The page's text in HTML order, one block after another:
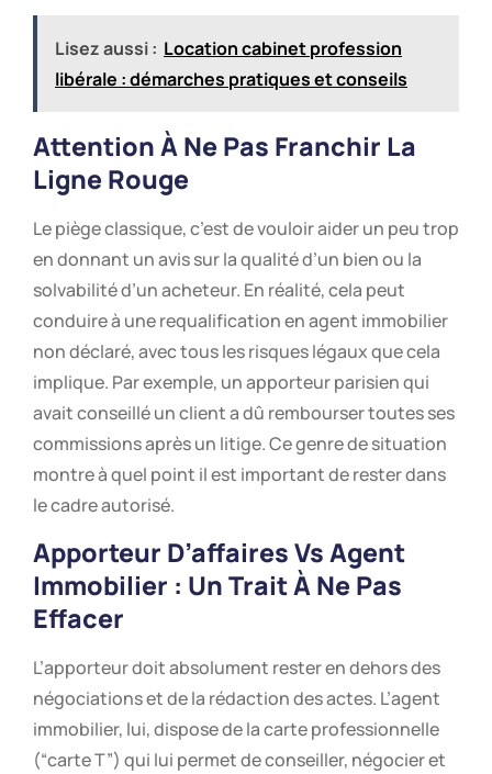
Lisez aussi : Location cabinet profession
libérale : démarches pratiques et conseils
Attention À Ne Pas Franchir La
Ligne Rouge
Le piège classique, c’est de vouloir aider un peu trop
en donnant un avis sur la qualité d’un bien ou la
solvabilité d’un acheteur. En réalité, cela peut
conduire à une requalification en agent immobilier
non déclaré, avec tous les risques légaux que cela
implique. Par exemple, un apporteur parisien qui
avait conseillé un client a dû rembourser toutes ses
commissions après un litige. Ce genre de situation
montre à quel point il est important de rester dans
le cadre autorisé.
Apporteur D’affaires Vs Agent
Immobilier : Un Trait À Ne Pas
Effacer
L’apporteur doit absolument rester en dehors des
négociations et de la rédaction des actes. L’agent
immobilier, lui, dispose de la carte professionnelle
(“carte T”) qui lui permet de conseiller, négocier et